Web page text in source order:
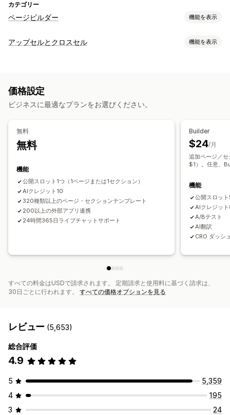
カテゴリー
ページビルダー 機能を表示
ページの種類
ポップアップ
法的事項ページ リンクインバイオページ
レビューページ
ページ管理
インポートとエクスポート
ページの保存
グローバルセクション グローバルスタイル
カスタムフォント
カスタムコード
分析
A/Bテスト
追跡 アクティビティログ
アップセルとクロスセル 機能を表示
お礼ページでのアップセル
カスタムHTML ドラッグ&ドロップエディタ
おすすめ商品
コンバージョン率
価格設定
ビジネスに最適なプランをお選びください。
無料
無料
機能
公開スロット1つ（1ページまたは1セクション）
AIクレジット10
320種類以上のページ・セクションテンプレート
200以上の外部アプリ連携
24時間365日ライブチャットサポート
Builder
$24/月
追加ページ／
$1）。任意、
機能
公開スロッ
AIクレジッ
A/Bテスト
AI翻訳
CRO ダッシ
すべての料金はUSDで請求されます。 定期請求と使用料に基づく請求は、
30日ごとに行われます。 すべての価格オプションを見る
レビュー (5,653)
総合評価
4.9
5
5,359
4
195
3
24